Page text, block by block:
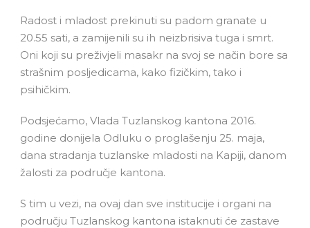
Radost i mladost prekinuti su padom granate u
20.55 sati, a zamijenili su ih neizbrisiva tuga i smrt.
Oni koji su preživjeli masakr na svoj se način bore sa
strašnim posljedicama, kako fizičkim, tako i
psihičkim.
Podsjećamo, Vlada Tuzlanskog kantona 2016.
godine donijela Odluku o proglašenju 25. maja,
dana stradanja tuzlanske mladosti na Kapiji, danom
žalosti za područje kantona.
S tim u vezi, na ovaj dan sve institucije i organi na
području Tuzlanskog kantona istaknuti će zastave